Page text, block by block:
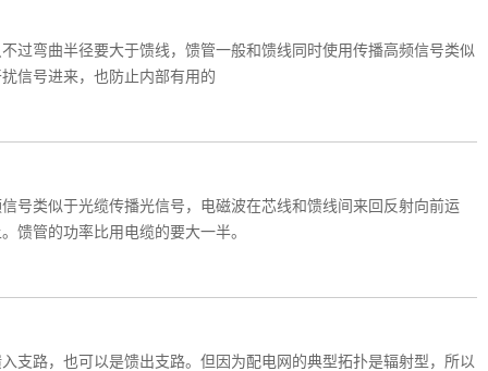
过弯曲半径要大于馈线，馈管一般和馈线同时使用传播高频信号类似
信号进来，也防止内部有用的
号类似于光缆传播光信号，电磁波在芯线和馈线间来回反射向前运
馈管的功率比用电缆的要大一半。
支路，也可以是馈出支路。但因为配电网的典型拓扑是辐射型，所以